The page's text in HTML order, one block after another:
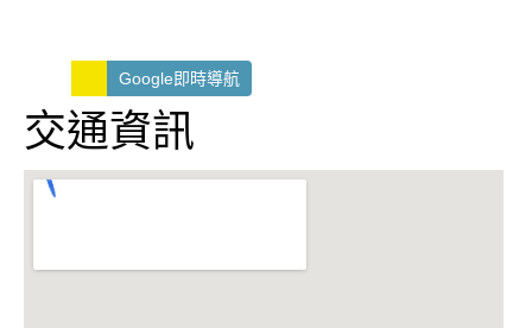
Google即時導航
交通資訊